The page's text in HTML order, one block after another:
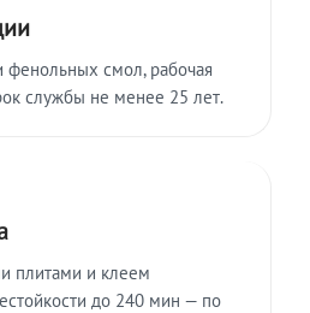
фенольных смол, рабочая
службы не менее 25 лет.
плитами и клеем
до 240 мин — по